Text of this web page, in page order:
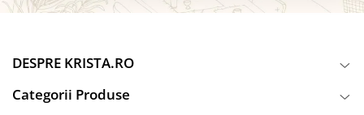
DESPRE KRISTA.RO
Categorii Produse